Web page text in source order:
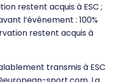
restent acquis à ESC ;
l’évènement : 100%
restent acquis à
transmis à ESC